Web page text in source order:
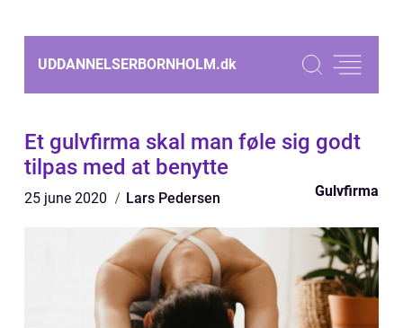
UDDANNELSERBORNHOLM.dk
Et gulvfirma skal man føle sig godt
tilpas med at benytte
25 june 2020 Lars Pedersen Gulvfirma